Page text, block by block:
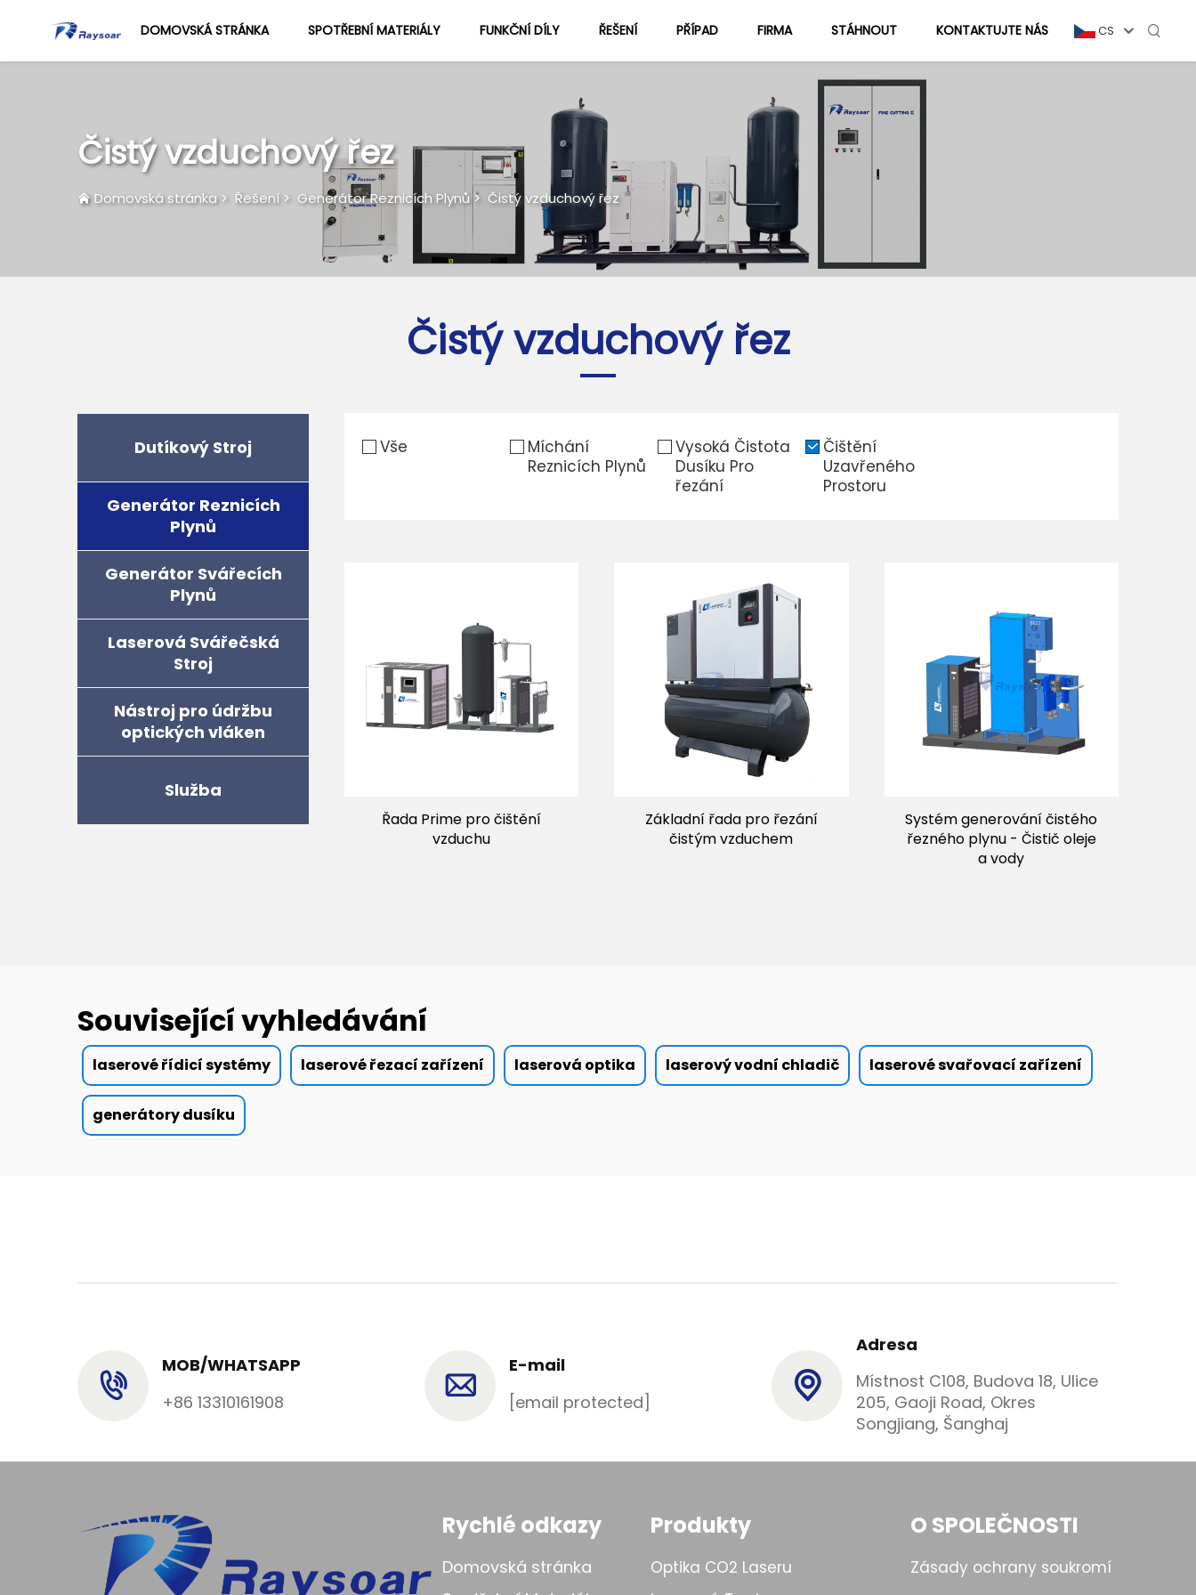
DOMOVSKÁ STRÁNKA SPOTŘEBNÍ MATERIÁLY FUNKČNÍ DÍLY ŘEŠENÍ PŘÍPAD FIRMA
Informace O Nás Blog
STÁHNOUT KONTAKTUJTE NÁS CS
Čistý vzduchový řez
Domovská stránka> Řešení> Generátor Reznicích Plynů > Čistý vzduchový řez
Čistý vzduchový řez
Dutíkový Stroj
Generátor Reznicích
Plynů
Generátor Svářecích
Plynů
Laserová Svářečská
Stroj
Nástroj pro údržbu
optických vláken
Služba
Vše
Míchání
Reznicích Plynů
Vysoká Čistota
Dusíku Pro
řezání
Čištění
Uzavřeného
Prostoru
Řada Prime pro čištění
vzduchu
Základní řada pro řezání
čistým vzduchem
Systém generování čistého
řezného plynu - Čistič oleje
a vody
Související vyhledávání
laserové řídicí systémy laserové řezací zařízení laserová optika laserový vodní chladič laserové svařovací zařízení
generátory dusíku
MOB/WHATSAPP
+86 13310161908
E-mail
[email protected]
Adresa
Místnost C108, Budova 18, Ulice
205, Gaoji Road, Okres
Songjiang, Šanghaj
Rychlé odkazy
Domovská stránka
Produkty
Optika CO2 Laseru
O SPOLEČNOSTI
Zásady ochrany soukromí